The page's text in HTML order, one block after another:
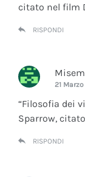
citato nel film
RISPONDI
21
“Filosofia dei
Sparrow,
RISPONDI